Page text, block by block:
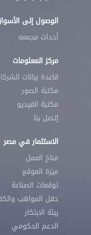
الوصول إلى
أحداث مجمعه
مركز المعلومات
قاعدة بيانات
مكتبة الصور
مكتبة الفيديو
إتصل بنا
الاستثمار في مصر
مناخ العمل
ميزة الموقع
توقعات الصناعة
حقل المواهب
بيئة الابتكار
الدعم الحكومي